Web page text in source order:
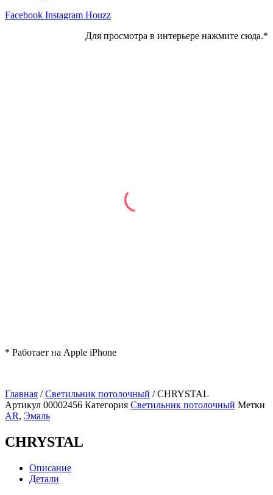
Facebook Instagram Houzz
Для просмотра в интерьере нажмите сюда.*
* Работает на Apple iPhone
Главная /Светильник потолочный / CHRYSTAL
Артикул 00002456 Категория Светильник потолочный Метки
AR, Эмаль
CHRYSTAL
Описание
Детали